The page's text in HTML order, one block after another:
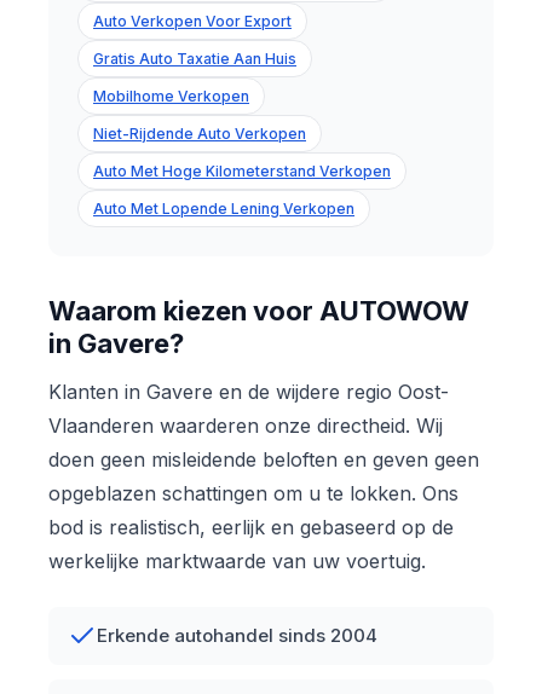
Auto Verkopen Voor Export
Gratis Auto Taxatie Aan Huis
Mobilhome Verkopen
Niet-Rijdende Auto Verkopen
Auto Met Hoge Kilometerstand Verkopen
Auto Met Lopende Lening Verkopen
Waarom kiezen voor AUTOWOW
in Gavere?
Klanten in Gavere en de wijdere regio Oost-
Vlaanderen waarderen onze directheid. Wij
doen geen misleidende beloften en geven geen
opgeblazen schattingen om u te lokken. Ons
bod is realistisch, eerlijk en gebaseerd op de
werkelijke marktwaarde van uw voertuig.
Erkende autohandel sinds 2004